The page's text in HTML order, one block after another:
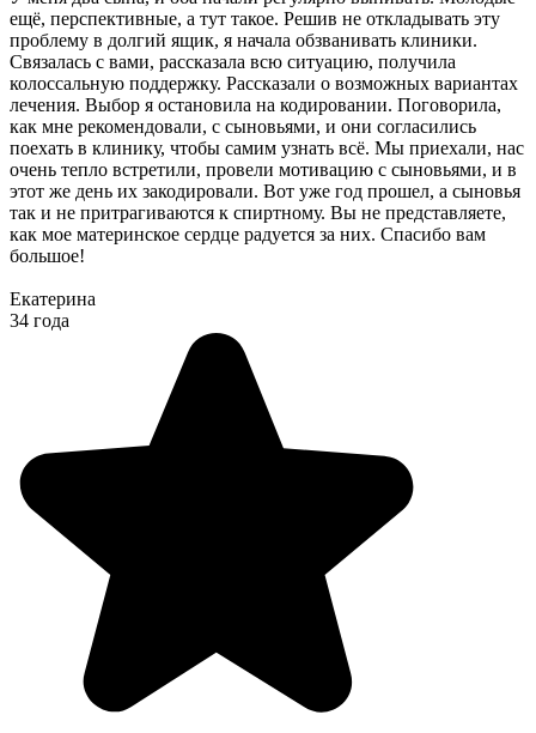
ещё, перспективные, а тут такое. Решив не откладывать эту
проблему в долгий ящик, я начала обзванивать клиники.
Связалась с вами, рассказала всю ситуацию, получила
колоссальную поддержку. Рассказали о возможных вариантах
лечения. Выбор я остановила на кодировании. Поговорила,
как мне рекомендовали, с сыновьями, и они согласились
поехать в клинику, чтобы самим узнать всё. Мы приехали, нас
очень тепло встретили, провели мотивацию с сыновьями, и в
этот же день их закодировали. Вот уже год прошел, а сыновья
так и не притрагиваются к спиртному. Вы не представляете,
как мое материнское сердце радуется за них. Спасибо вам
большое!
Екатерина
34 года